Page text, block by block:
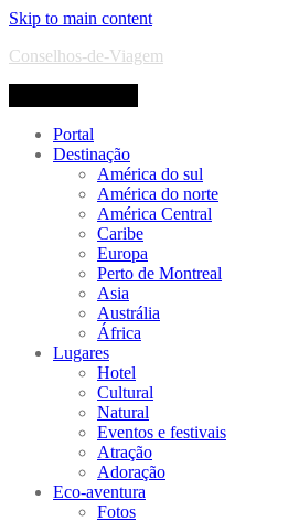
Skip to main content
Conselhos-de-Viagem
Portal
Destinação
América do sul
América do norte
América Central
Caribe
Europa
Perto de Montreal
Asia
Austrália
África
Lugares
Hotel
Cultural
Natural
Eventos e festivais
Atração
Adoração
Eco-aventura
Fotos